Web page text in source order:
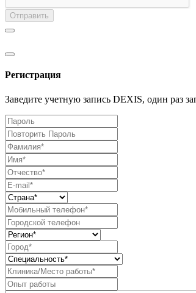
Отправить
Регистрация
Заведите учетную запись DEXIS, один раз